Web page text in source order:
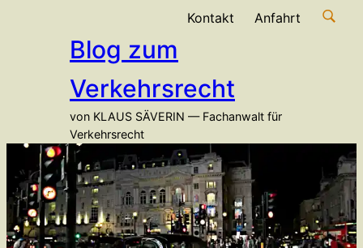
Kontakt Anfahrt
Blog zum
Verkehrsrecht
von KLAUS SÄVERIN — Fachanwalt für
Verkehrsrecht